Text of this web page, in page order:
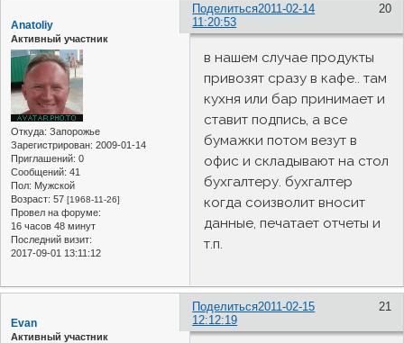
Поделиться 20
2011-02-14
11:20:53
Anatoliy
Активный участник
Откуда: Запорожье
Зарегистрирован: 2009-01-14
Приглашений: 0
Сообщений: 41
Пол: Мужской
Возраст: 57 [1968-11-26]
Провел на форуме:
16 часов 48 минут
Последний визит:
2017-09-01 13:11:12
в нашем случае продукты
привозят сразу в кафе.. там
кухня или бар принимает и
ставит подпись, а все
бумажки потом везут в
офис и складывают на стол
бухгалтеру. бухгалтер
когда соизволит вносит
данные, печатает отчеты и
т.п.
Поделиться 21
2011-02-15
12:12:19
Evan
Активный участник